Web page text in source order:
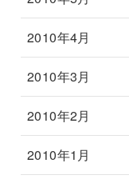
2010年4月
2010年3月
2010年2月
2010年1月